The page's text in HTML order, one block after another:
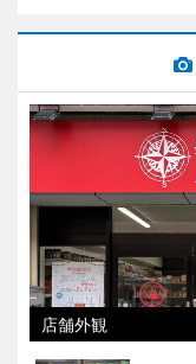
店舗外観